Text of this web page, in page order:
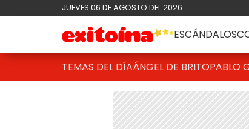
JUEVES 06 DE AGOSTO DEL 2026
ESCÁNDALOS
TEMAS DEL DÍAÁNGEL DE BRITOPABLO